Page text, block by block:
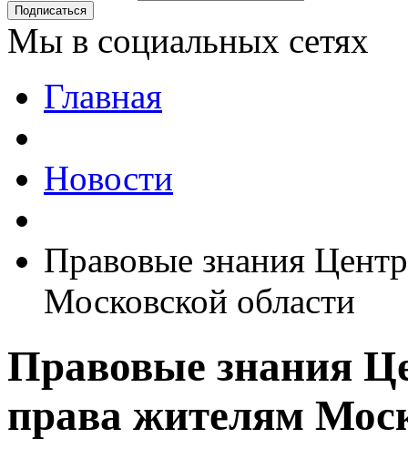
Подписаться
Мы в социальных сетях
Главная
Новости
Правовые знания
Московской области
Правовые знания
права жителям